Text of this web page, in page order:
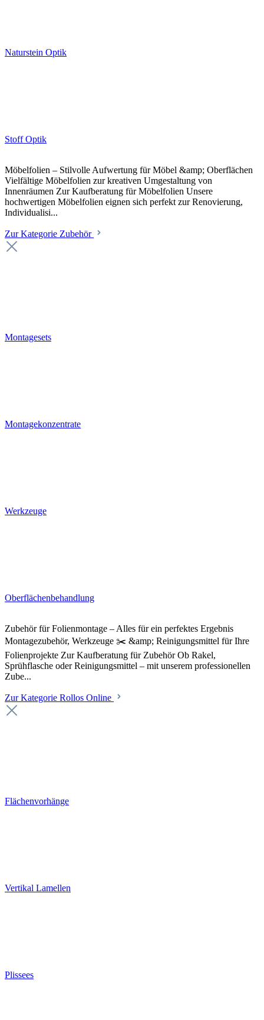
Naturstein Optik
Stoff Optik
Möbelfolien – Stilvolle Aufwertung für Möbel &amp; Oberflächen
Vielfältige Möbelfolien zur kreativen Umgestaltung von
Innenräumen Zur Kaufberatung für Möbelfolien Unsere
hochwertigen Möbelfolien eignen sich perfekt zur Renovierung,
Individualisi...
Zur Kategorie Zubehör
Montagesets
Montagekonzentrate
Werkzeuge
Oberflächenbehandlung
Zubehör für Folienmontage – Alles für ein perfektes Ergebnis
Montagezubehör, Werkzeuge ✂️ &amp; Reinigungsmittel für Ihre
Folienprojekte Zur Kaufberatung für Zubehör Ob Rakel,
Sprühflasche oder Reinigungsmittel – mit unserem professionellen
Zube...
Zur Kategorie Rollos Online
Flächenvorhänge
Vertikal Lamellen
Plissees